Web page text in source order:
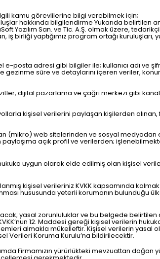
kamu görevlilerine bilgi verebilmek için;
hakkında bilgilendirme Yukarıda belirtilen
Yazılım San. ve Tic. A.Ş. olmak üzere,
birliği yaptığımız program ortağı kuruluşları,
e-posta adresi gibi bilgiler ile; kullanıcı adı ve
gezinme süre ve detaylarını içeren veriler,
dijital pazarlama ve çağrı merkezi gibi
kişisel verilerini paylaşan kişilerden alınan,
(mikro) web sitelerinden ve sosyal medyadan
açık profil ve verilerden;
uygun olarak elde edilmiş olan kişisel
kişisel verileriniz KVKK kapsamında
hususunda yeterli korumanın bulunduğu
yasal zorunluluklar ve bu belgede
12. Maddesi gereği kişisel verilerin
almakla mükelleftir. Kişisel verilerin yasal
Verileri Koruma Kurulu’na bildirilecektir.
Firmamızın yürürlükteki mevzuattan doğan